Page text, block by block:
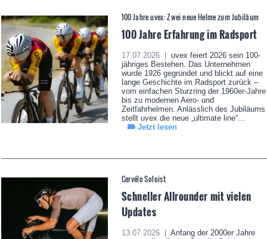
100 Jahre uvex: Zwei neue Helme zum Jubiläum
100 Jahre Erfahrung im Radsport
17.07.2026 |
uvex feiert 2026 sein 100-
jähriges Bestehen. Das Unternehmen
wurde 1926 gegründet und blickt auf eine
lange Geschichte im Radsport zurück –
vom einfachen Sturzring der 1960er-Jahre
bis zu modernen Aero- und
Zeitfahrhelmen. Anlässlich des Jubiläums
stellt uvex die neue „ultimate line“...
Jetzt lesen
Cervélo Soloist
Schneller Allrounder mit vielen
Updates
13.07.2026 |
Anfang der 2000er Jahre